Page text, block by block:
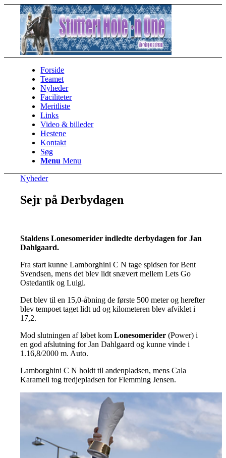
Forside
Teamet
Nyheder
Faciliteter
Meritliste
Links
Video & billeder
Hestene
Kontakt
Søg
Menu Menu
Nyheder
Sejr på Derbydagen
Staldens Lonesomerider indledte derbydagen for Jan
Dahlgaard.
Fra start kunne Lamborghini C N tage spidsen for Bent
Svendsen, mens det blev lidt snævert mellem Lets Go
Ostedantik og Luigi.
Det blev til en 15,0-åbning de første 500 meter og herefter
blev tempoet taget lidt ud og kilometeren blev afviklet i
17,2.
Mod slutningen af løbet komLonesomerider (Power) i
en god afslutning for Jan Dahlgaard og kunne vinde i
1.16,8/2000 m. Auto.
Lamborghini C N holdt til andenpladsen, mens Cala
Karamell tog tredjepladsen for Flemming Jensen.